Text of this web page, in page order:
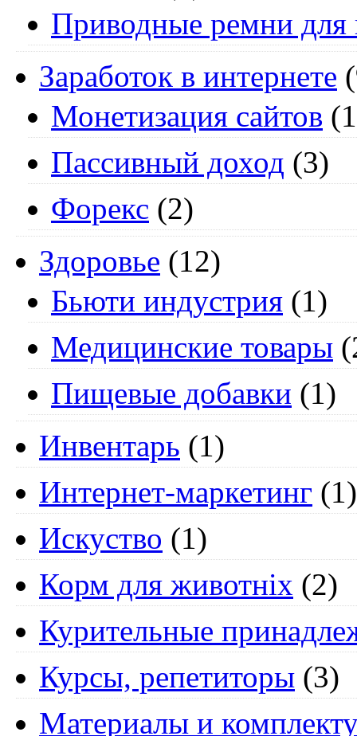
Приводные ремни для
Заработок в интернете
Монетизация сайтов
Пассивный доход (3)
Форекс (2)
Здоровье (12)
Бьюти индустрия (1)
Медицинские товары
Пищевые добавки (1)
Инвентарь (1)
Интернет-маркетинг (1)
Искуство (1)
Корм для животніх (2)
Курительные
Курсы, репетиторы (3)
Материалы и